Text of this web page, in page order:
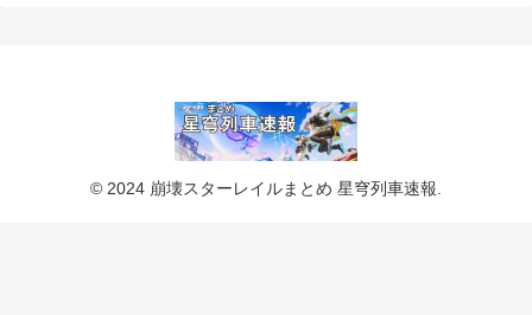
© 2024 崩壊スターレイルまとめ 星穹列車速報.